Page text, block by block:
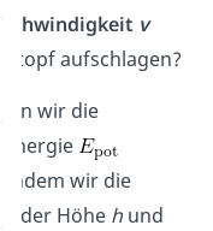
v
aufschlagen?
wir die
indem wir die
der Höhe hund